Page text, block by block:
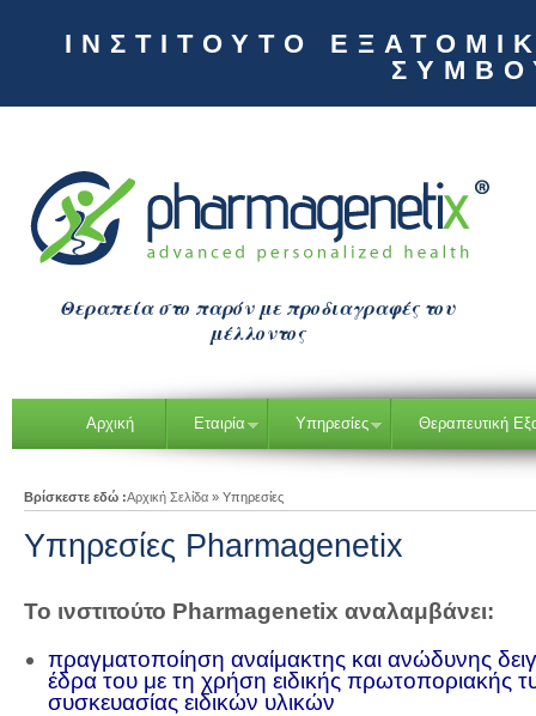
ΙΝΣΤΙΤΟΥΤΟ
Θεραπεία στο παρόν με προδιαγραφές του
μέλλοντος
Αρχική Εταιρία Υπηρεσίες Θεραπευτική
Βρίσκεστε εδώ :Αρχική Σελίδα » Υπηρεσίες
Υπηρεσίες Pharmagenetix
Το ινστιτούτο Pharmagenetix αναλαμβάνει:
πραγματοποίηση αναίμακτης και ανώδυνης
έδρα του με τη χρήση ειδικής πρωτοποριακής
συσκευασίας ειδικών υλικών